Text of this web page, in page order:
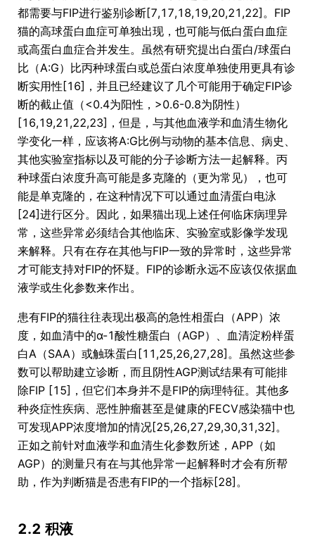
都需要与FIP进行鉴别诊断[7,17,18,19,20,21,22]。FIP
猫的高球蛋白血症可单独出现，也可能与低白蛋白血症
或高蛋白血症合并发生。虽然有研究提出白蛋白/球蛋白
比（A:G）比丙种球蛋白或总蛋白浓度单独使用更具有诊
断实用性[16]，并且已经建议了几个可能用于确定FIP诊
断的截止值（<0.4为阳性，>0.6-0.8为阴性）
[16,19,21,22,23]，但是，与其他血液学和血清生物化
学变化一样，应该将A:G比例与动物的基本信息、病史、
其他实验室指标以及可能的分子诊断方法一起解释。丙
种球蛋白浓度升高可能是多克隆的（更为常见），也可
能是单克隆的，在这种情况下可以通过血清蛋白电泳
[24]进行区分。因此，如果猫出现上述任何临床病理异
常，这些异常必须结合其他临床、实验室或影像学发现
来解释。只有在存在其他与FIP一致的异常时，这些异常
才可能支持对FIP的怀疑。FIP的诊断永远不应该仅依据血
液学或生化参数来作出。
患有FIP的猫往往表现出极高的急性相蛋白（APP）浓
度，如血清中的α-1酸性糖蛋白（AGP）、血清淀粉样蛋
白A（SAA）或触珠蛋白[11,25,26,27,28]。虽然这些参
数可以帮助建立诊断，而且阴性AGP测试结果有可能排
除FIP [15]，但它们本身并不是FIP的病理特征。其他多
种炎症性疾病、恶性肿瘤甚至是健康的FECV感染猫中也
可发现APP浓度增加的情况[25,26,27,29,30,31,32]。
正如之前针对血液学和血清生化参数所述，APP（如
AGP）的测量只有在与其他异常一起解释时才会有所帮
助，作为判断猫是否患有FIP的一个指标[28]。
2.2 积液